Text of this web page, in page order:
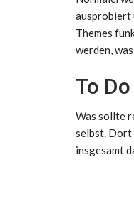
ausprobiert
Themes
werden,
To Do
Was sollte
selbst. Dort
insgesamt